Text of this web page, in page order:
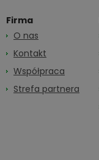
Firma
O nas
Kontakt
Współpraca
Strefa partnera